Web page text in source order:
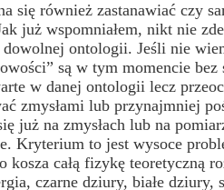
również zastanawiać czy
już wspomniałem, nikt nie
ontologii. Jeśli nie
są w tym momencie
w danej ontologii lecz
zmysłami lub przynajmniej
już na zmysłach lub na
Kryterium to jest wysoce
kosza całą fizykę teoretyczną
czarne dziury, białe